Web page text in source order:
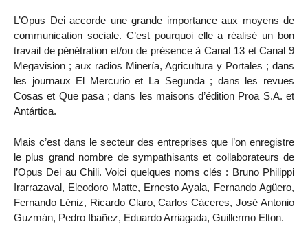
L’Opus Dei accorde une grande importance aux moyens de
communication sociale. C’est pourquoi elle a réalisé un bon
travail de pénétration et/ou de présence à Canal 13 et Canal 9
Megavision ; aux radios Minería, Agricultura y Portales ; dans
les journaux El Mercurio et La Segunda ; dans les revues
Cosas et Que pasa ; dans les maisons d’édition Proa S.A. et
Antártica.
Mais c’est dans le secteur des entreprises que l’on enregistre
le plus grand nombre de sympathisants et collaborateurs de
l’Opus Dei au Chili. Voici quelques noms clés : Bruno Philippi
Irarrazaval, Eleodoro Matte, Ernesto Ayala, Fernando Agüero,
Fernando Léniz, Ricardo Claro, Carlos Cáceres, José Antonio
Guzmán, Pedro Ibañez, Eduardo Arriagada, Guillermo Elton.